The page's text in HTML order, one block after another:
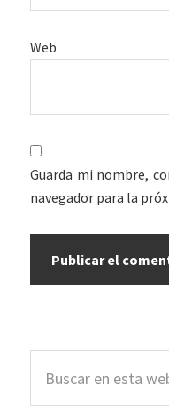
Web
Guarda mi nombre,
navegador para la
Barra
lateral
esta